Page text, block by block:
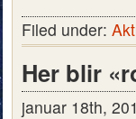
Filed under:
Her blir
januar 18th,